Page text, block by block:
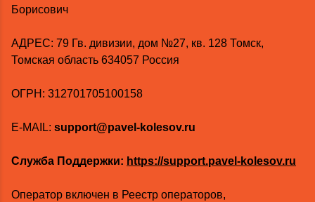
Борисович
AДРЕС: 79 Гв. дивизии, дом №27, кв. 128 Томск,
Томская область 634057 Россия
ОГРН: 312701705100158
E-MAIL: support@pavel-kolesov.ru
Служба Поддержки: https://support.pavel-kolesov.ru
Оператор включен в Реестр операторов,